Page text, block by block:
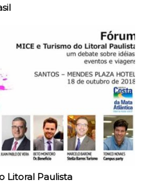
Litoral Paulista